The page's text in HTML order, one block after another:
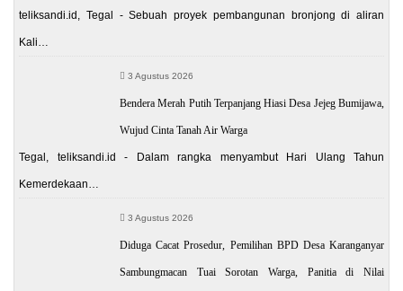
teliksandi.id, Tegal - Sebuah proyek pembangunan bronjong di aliran
Kali…
3 Agustus 2026
Bendera Merah Putih Terpanjang Hiasi Desa Jejeg Bumijawa,
Wujud Cinta Tanah Air Warga
Tegal, teliksandi.id - Dalam rangka menyambut Hari Ulang Tahun
Kemerdekaan…
3 Agustus 2026
Diduga Cacat Prosedur, Pemilihan BPD Desa Karanganyar
Sambungmacan Tuai Sorotan Warga, Panitia di Nilai